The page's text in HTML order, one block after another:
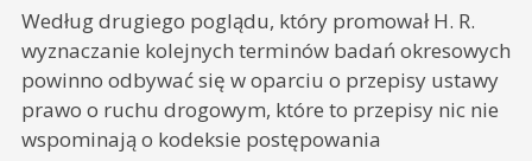
Według drugiego poglądu, który promował H. R.
wyznaczanie kolejnych terminów badań okresowych
powinno odbywać się w oparciu o przepisy ustawy
prawo o ruchu drogowym, które to przepisy nic nie
wspominają o kodeksie postępowania